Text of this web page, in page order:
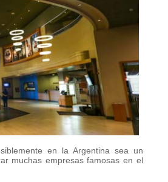
en la Argentina sea un
muchas empresas famosas en el